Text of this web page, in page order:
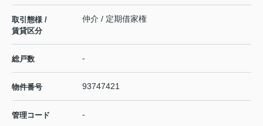
取引態様 /
賃貸区分
仲介 / 定期借家権
総戸数 -
物件番号 93747421
管理コード -